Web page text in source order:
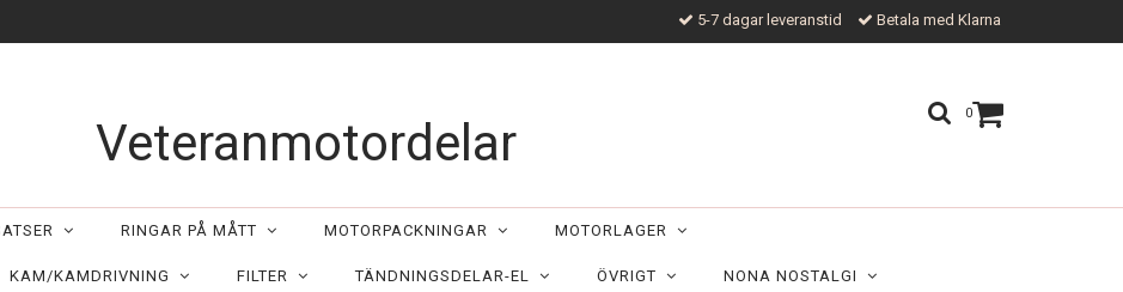
5-7 dagar leveranstid Betala med Klarna
0
Veteranmotordelar
RINGAR PÅ MÅTT MOTORPACKNINGAR MOTORLAGER
KAM/KAMDRIVNING FILTER TÄNDNINGSDELAR-EL ÖVRIGT NONA NOSTALGI